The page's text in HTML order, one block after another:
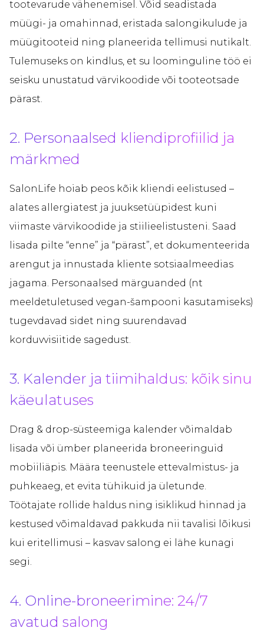
tootevarude vähenemisel. Võid seadistada
müügi- ja omahinnad, eristada salongikulude ja
müügitooteid ning planeerida tellimusi nutikalt.
Tulemuseks on kindlus, et su loominguline töö ei
seisku unustatud värvikoodide või tooteotsade
pärast.
2. Personaalsed kliendiprofiilid ja
märkmed
SalonLife hoiab peos kõik kliendi eelistused –
alates allergiatest ja juuksetüüpidest kuni
viimaste värvikoodide ja stiilieelistusteni. Saad
lisada pilte “enne” ja “pärast”, et dokumenteerida
arengut ja innustada kliente sotsiaalmeedias
jagama. Personaalsed märguanded (nt
meeldetuletused vegan-šampooni kasutamiseks)
tugevdavad sidet ning suurendavad
korduvvisiitide sagedust.
3. Kalender ja tiimihaldus: kõik sinu
käeulatuses
Drag & drop-süsteemiga kalender võimaldab
lisada või ümber planeerida broneeringuid
mobiiliäpis. Määra teenustele ettevalmistus- ja
puhkeaeg, et evita tühikuid ja ületunde.
Töötajate rollide haldus ning isiklikud hinnad ja
kestused võimaldavad pakkuda nii tavalisi lõikusi
kui eritellimusi – kasvav salong ei lähe kunagi
segi.
4. Online-broneerimine: 24/7
avatud salong